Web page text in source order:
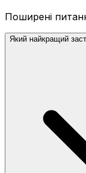
Поширені
Який найкращий